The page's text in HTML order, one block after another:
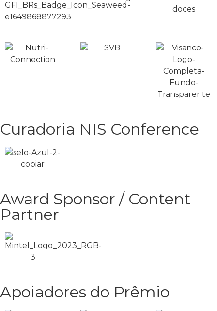
Curadoria NIS Conference
Award Sponsor / Content
Partner
Apoiadores do Prêmio​